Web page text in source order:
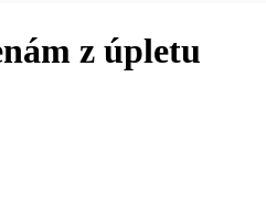
z úpletu